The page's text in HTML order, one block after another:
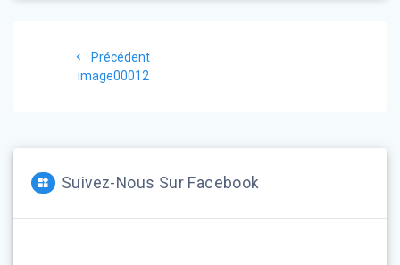
Précédent :Article
image00012
Suivez-Nous Sur Facebook